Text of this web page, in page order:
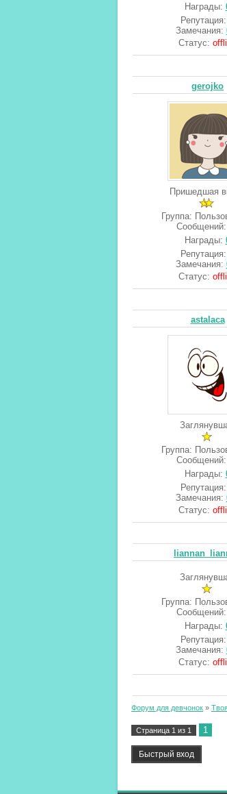
Награды:
Репутация:
Замечания:
Статус:
gerojko
Пришедшая
Группа:
Сообщений:
Награды:
Репутация:
Замечания:
Статус:
astalaca
Группа:
Сообщений:
Награды:
Репутация:
Замечания:
Статус:
Группа:
Сообщений:
Награды:
Репутация:
Замечания:
Статус:
Форум для девчонок »
Страница 1 из 1 1